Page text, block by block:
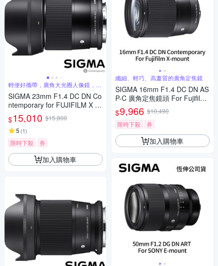
輕便好攜帶，廣角大光圈人像鏡，美
麗淺景深
SIGMA 23mm F1.4 DC DN Co
ntemporary for FUJIFILM X 富
士接環 (公司貨) 廣角大光圈定
焦鏡 人像鏡 APS-C 無反微單眼
專用鏡頭
$15,010 $15,800
5 (1)
限時下殺 券
加入購物車
纖細、輕巧、高畫質的廣角定焦鏡
SIGMA 16mm F1.4 DC DN AS
P-C 廣角定焦鏡頭 For Fujifilm
X-mount (公司貨)
$9,966 $10,490
限時下殺
券
加入購物車